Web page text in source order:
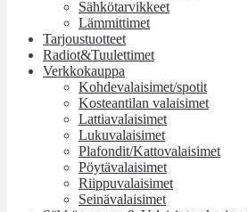
Sähkötarvikkeet
Lämmittimet
Tarjoustuotteet
Radiot&Tuulettimet
Verkkokauppa
Kohdevalaisimet/spotit
Kosteantilan valaisimet
Lattiavalaisimet
Lukuvalaisimet
Plafondit/Kattovalaisimet
Pöytävalaisimet
Riippuvalaisimet
Seinävalaisimet